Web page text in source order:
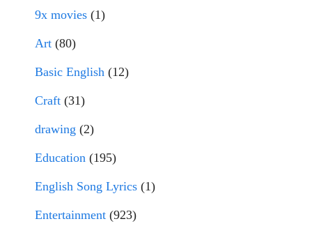
9x movies (1)
Art (80)
Basic English (12)
Craft (31)
drawing (2)
Education (195)
English Song Lyrics (1)
Entertainment (923)